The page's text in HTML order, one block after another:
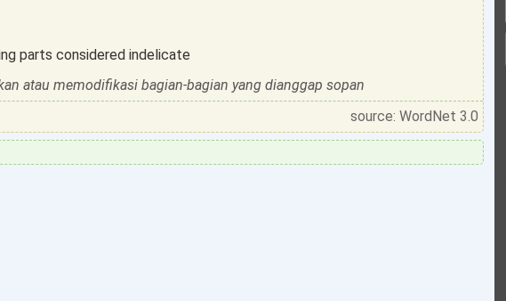
parts considered indelicate
atau memodifikasi bagian-bagian yang dianggap sopan
source: WordNet 3.0